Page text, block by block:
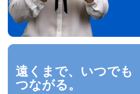
遠くまで、いつでも
つながる。